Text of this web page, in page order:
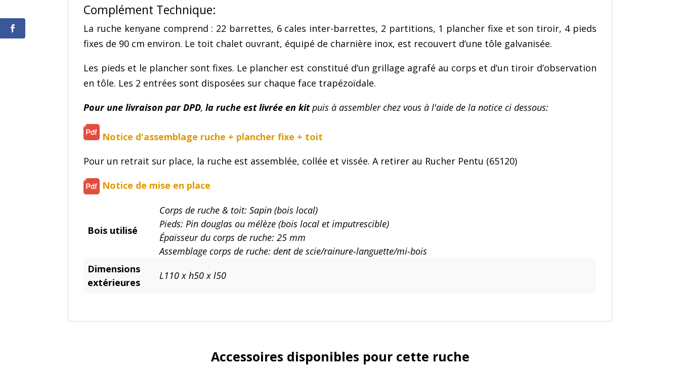
Complément Technique:
La ruche kenyane comprend : 22 barrettes, 6 cales inter-barrettes, 2 partitions, 1 plancher fixe et son tiroir, 4 pieds
fixes de 90 cm environ. Le toit chalet ouvrant, équipé de charnière inox, est recouvert d’une tôle galvanisée.
Les pieds et le plancher sont fixes. Le plancher est constitué d’un grillage agrafé au corps et d’un tiroir d’observation
en tôle. Les 2 entrées sont disposées sur chaque face trapézoïdale.
Pour une livraison par DPD, la ruche est livrée en kit puis à assembler chez vous à l'aide de la notice ci dessous:
Notice d'assemblage ruche + plancher fixe + toit
Pour un retrait sur place, la ruche est assemblée, collée et vissée. A retirer au Rucher Pentu (65120)
Notice de mise en place
Bois utilisé
Corps de ruche & toit: Sapin (bois local)
Pieds: Pin douglas ou mélèze (bois local et imputrescible)
Épaisseur du corps de ruche: 25 mm
Assemblage corps de ruche: dent de scie/rainure-languette/mi-bois
Dimensions
extérieures
L110 x h50 x l50
Accessoires disponibles pour cette ruche